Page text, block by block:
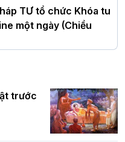
Đề trang
–
TƯ tổ chức Khóa tu
một ngày (Chiều
TƯ tổ chức Khóa tu
một ngày (Sáng
trước